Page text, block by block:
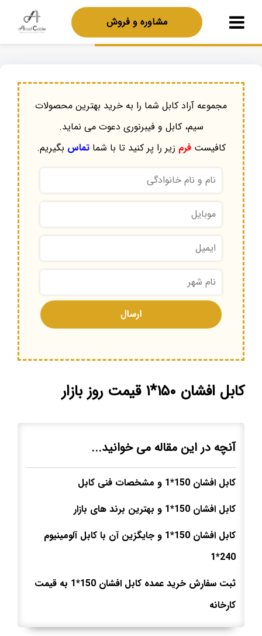
مشاوره و فروش
مجموعه آراد کابل شما را به خرید بهترین محصولات
سیم، کابل و فیبرنوری دعوت می نماید.
کافیستفرم زیر را پر کنید تا با شماتماس بگیریم.
کابل افشان ۱۵۰*۱ قیمت روز بازار
آنچه در این مقاله می خوانید...
کابل افشان 150*1 و مشخصات فنی کابل
کابل افشان 150*1 و بهترین برند های بازار
کابل افشان 150*1 و جایگزین آن با کابل آلومینیوم
240*1
ثبت سفارش خرید عمده کابل افشان 150*1 به قیمت
کارخانه